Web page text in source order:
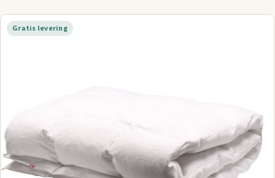
Gratis levering